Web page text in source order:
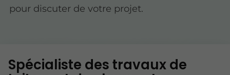
pour discuter de votre projet.
Spécialiste des travaux de